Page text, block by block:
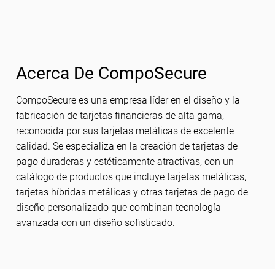
Acerca De CompoSecure
CompoSecure es una empresa líder en el diseño y la
fabricación de tarjetas financieras de alta gama,
reconocida por sus tarjetas metálicas de excelente
calidad. Se especializa en la creación de tarjetas de
pago duraderas y estéticamente atractivas, con un
catálogo de productos que incluye tarjetas metálicas,
tarjetas híbridas metálicas y otras tarjetas de pago de
diseño personalizado que combinan tecnología
avanzada con un diseño sofisticado.